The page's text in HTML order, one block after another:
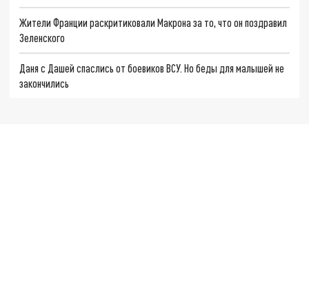
Жители Франции раскритиковали Макрона за то, что он поздравил
Зеленского
Даня с Дашей спаслись от боевиков ВСУ. Но беды для малышей не
закончились